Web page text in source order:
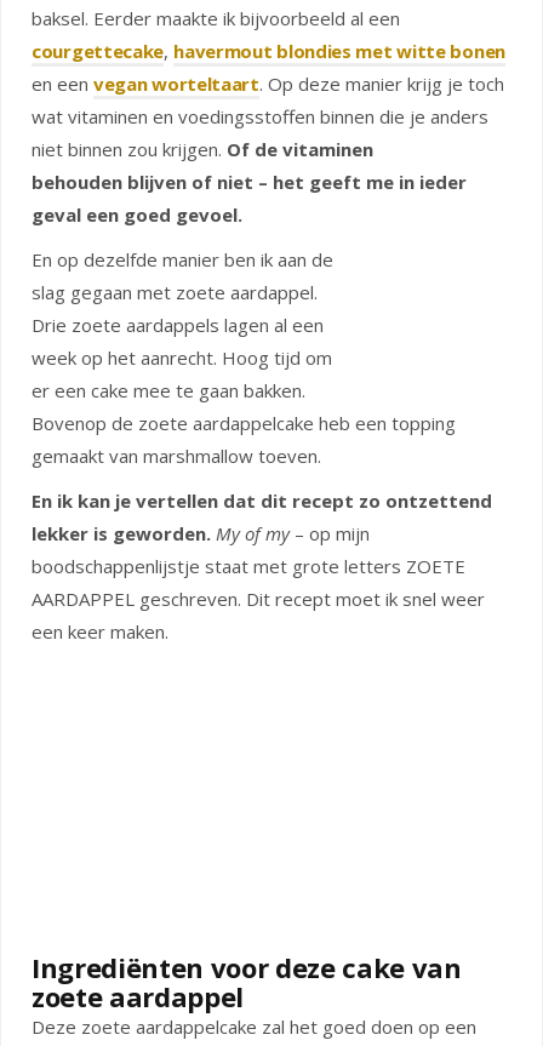
baksel. Eerder maakte ik bijvoorbeeld al een
courgettecake, havermout blondies met witte bonen
en een vegan worteltaart. Op deze manier krijg je toch
wat vitaminen en voedingsstoffen binnen die je anders
niet binnen zou krijgen. Of de vitaminen
behouden blijven of niet – het geeft me in ieder
geval een goed gevoel.
En op dezelfde manier ben ik aan de
slag gegaan met zoete aardappel.
Drie zoete aardappels lagen al een
week op het aanrecht. Hoog tijd om
er een cake mee te gaan bakken.
Bovenop de zoete aardappelcake heb een topping
gemaakt van marshmallow toeven.
En ik kan je vertellen dat dit recept zo ontzettend
lekker is geworden. My of my– op mijn
boodschappenlijstje staat met grote letters ZOETE
AARDAPPEL geschreven. Dit recept moet ik snel weer
een keer maken.
Ingrediënten voor deze cake van
zoete aardappel
Deze zoete aardappelcake zal het goed doen op een